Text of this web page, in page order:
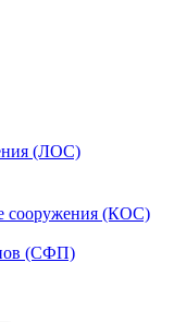
(ЛОС)
сооружения (КОС)
(СФП)